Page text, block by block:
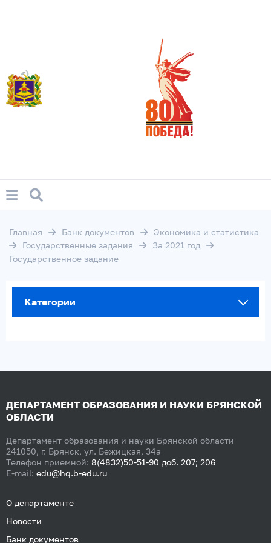
Главная Банк документов
Экономика и статистика
Государственные задания
За 2021 год
Государственное задание
Категории
ДЕПАРТАМЕНТ ОБРАЗОВАНИЯ И НАУКИ БРЯНСКОЙ
ОБЛАСТИ
Департамент образования и науки Брянской области
241050, г. Брянск, ул. Бежицкая, 34а
Телефон приемной: 8(4832)50-51-90 доб. 207; 206
E-mail: edu@hq.b-edu.ru
О департаменте
Новости
Банк документов